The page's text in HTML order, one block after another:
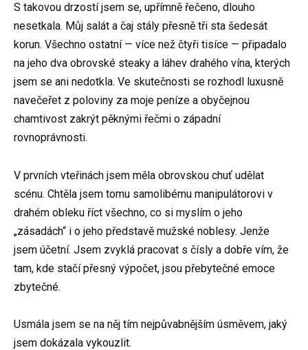
S takovou drzostí jsem se, upřímně řečeno, dlouho
nesetkala. Můj salát a čaj stály přesně tři sta šedesát
korun. Všechno ostatní — více než čtyři tisíce — připadalo
na jeho dva obrovské steaky a láhev drahého vína, kterých
jsem se ani nedotkla. Ve skutečnosti se rozhodl luxusně
navečeřet z poloviny za moje peníze a obyčejnou
chamtivost zakrýt pěknými řečmi o západní
rovnoprávnosti.
V prvních vteřinách jsem měla obrovskou chuť udělat
scénu. Chtěla jsem tomu samolibému manipulátorovi v
drahém obleku říct všechno, co si myslím o jeho
„zásadách“ i o jeho představě mužské noblesy. Jenže
jsem účetní. Jsem zvyklá pracovat s čísly a dobře vím, že
tam, kde stačí přesný výpočet, jsou přebytečné emoce
zbytečné.
Usmála jsem se na něj tím nejpůvabnějším úsměvem, jaký
jsem dokázala vykouzlit.